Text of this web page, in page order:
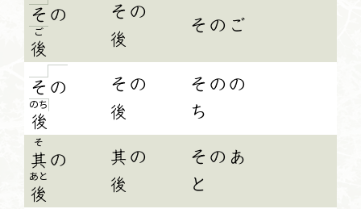
そ の
ご
後
その
後
そのご
そ の
のち
後
その
後
そのの
ち
そ
其の
あと
後
其の
後
そのあ
と